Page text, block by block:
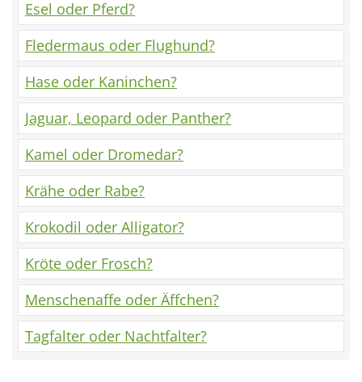
Esel oder Pferd?
Fledermaus oder Flughund?
Hase oder Kaninchen?
Jaguar, Leopard oder Panther?
Kamel oder Dromedar?
Krähe oder Rabe?
Krokodil oder Alligator?
Kröte oder Frosch?
Menschenaffe oder Äffchen?
Tagfalter oder Nachtfalter?